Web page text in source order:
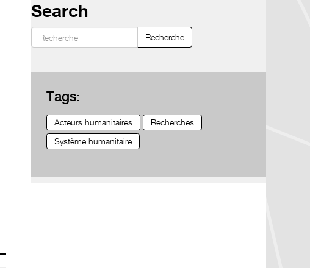
Search
Recherche
Tags:
Acteurs humanitaires
Recherches
Système humanitaire